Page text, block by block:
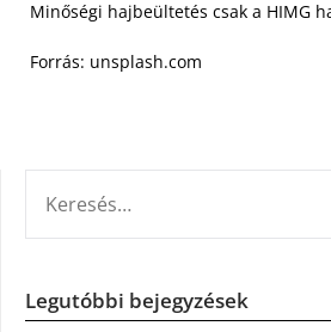
Minőségi hajbeültetés csak a HIMG
Forrás: unsplash.com
Legutóbbi bejegyzések